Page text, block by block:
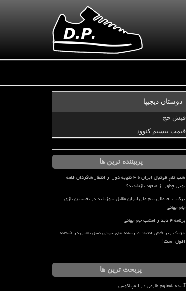
دوستان دیجیپا
فیش حج
قیمت بیسیم کنوود
پربیننده ترین ها
شب تلخ فوتبال ایران با ۳ نتیجه دور از انتظار شاگردان قلعه
نویی چطور از صعود بازماندند؟
ترکیب احتمالی تیم ملی ایران مقابل نیوزیلند در نخستین بازی
جام جهانی
برنامه ۴ دیدار امشب جام جهانی
بلژیک زیر آتش انتقادات رسانه های خودی نسل طلایی در آستانه
افول است!
پربحث ترین ها
آینده نامعلوم طارمی در المپیاکوس